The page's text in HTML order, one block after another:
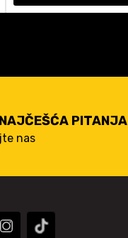
PITANJA
nas